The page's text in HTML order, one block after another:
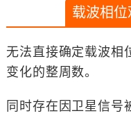
载波相
无法直接确定载波相
变化的整周数。
同时存在因卫星信号